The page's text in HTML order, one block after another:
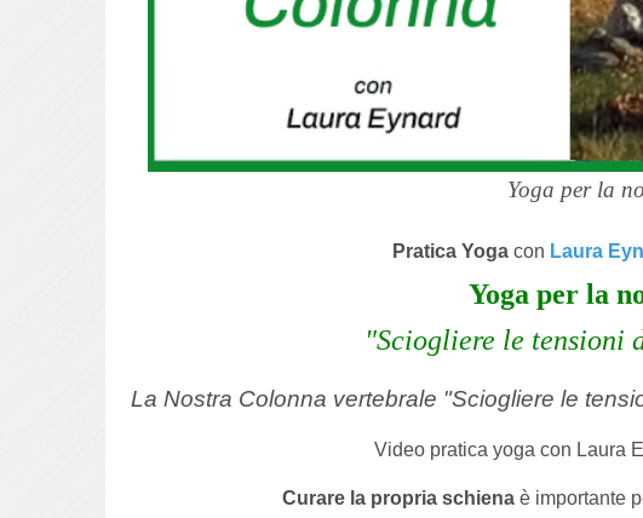
Yoga per la
Pratica Yoga con Laura
Yoga per la
"Sciogliere le tensioni
La Nostra Colonna vertebrale "Sciogliere le
Video pratica yoga con Laura
Curare la propria schienaè importante